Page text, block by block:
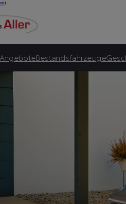
AngeboteBestandsfahrzeuge
bis zu 10.000€ E-Bonus***** und zusätzlich bis zu 6.000€